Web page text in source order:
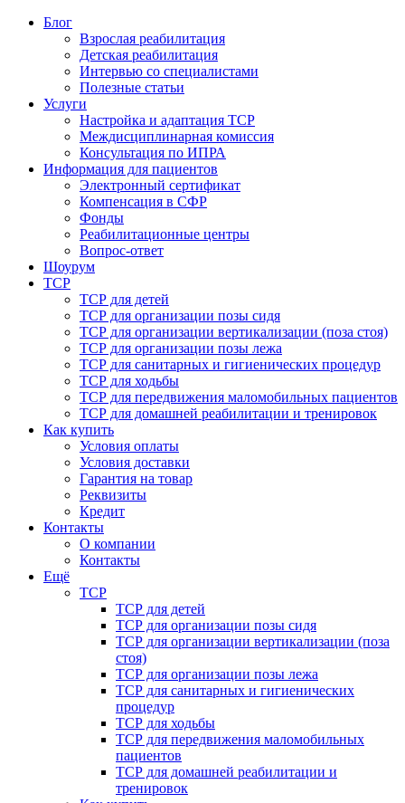
Блог
Взрослая реабилитация
Детская реабилитация
Интервью со специалистами
Полезные статьи
Услуги
Настройка и адаптация ТСР
Междисциплинарная комиссия
Консультация по ИПРА
Информация для пациентов
Электронный сертификат
Компенсация в СФР
Фонды
Реабилитационные центры
Вопрос-ответ
Шоурум
ТСР
ТСР для детей
ТСР для организации позы сидя
ТСР для организации вертикализации (поза стоя)
ТСР для организации позы лежа
ТСР для санитарных и гигиенических процедур
ТСР для ходьбы
ТСР для передвижения маломобильных пациентов
ТСР для домашней реабилитации и тренировок
Как купить
Условия оплаты
Условия доставки
Гарантия на товар
Реквизиты
Кредит
Контакты
О компании
Контакты
Ещё
ТСР
ТСР для детей
ТСР для организации позы сидя
ТСР для организации вертикализации (поза
стоя)
ТСР для организации позы лежа
ТСР для санитарных и гигиенических
процедур
ТСР для ходьбы
ТСР для передвижения маломобильных
пациентов
ТСР для домашней реабилитации и
тренировок